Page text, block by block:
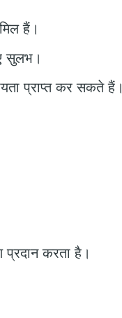
हैं।
सुलभ।
प्राप्त कर सकते हैं।
प्रदान करता है।